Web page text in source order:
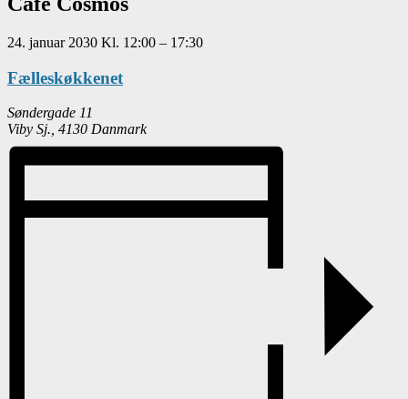
24. januar 2030 Kl. 12:00 – 17:30
Fælleskøkkenet
Søndergade 11
Viby Sj. 4130 Danmark